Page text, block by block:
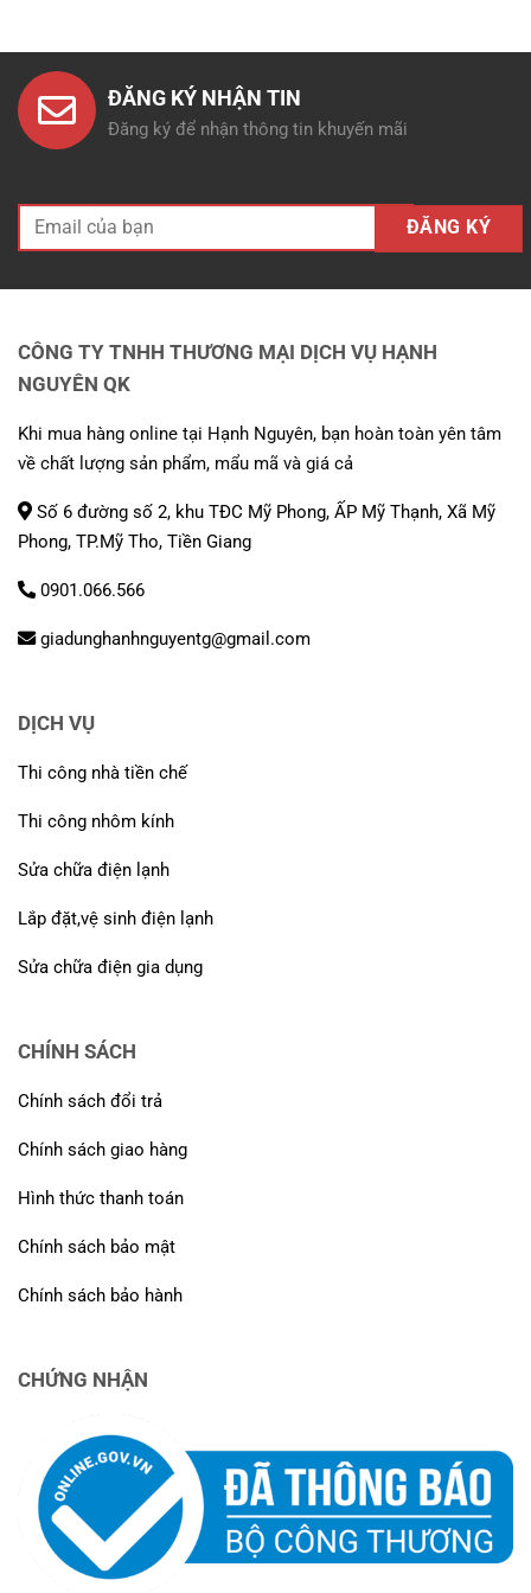
ĐĂNG KÝ NHẬN TIN
Đăng ký để nhận thông tin khuyến mãi
CÔNG TY TNHH THƯƠNG MẠI DỊCH VỤ HẠNH
NGUYÊN QK
Khi mua hàng online tại Hạnh Nguyên, bạn hoàn toàn yên tâm
về chất lượng sản phẩm, mẩu mã và giá cả
Số 6 đường số 2, khu TĐC Mỹ Phong, ẤP Mỹ Thạnh, Xã Mỹ
Phong, TP.Mỹ Tho, Tiền Giang
0901.066.566
giadunghanhnguyentg@gmail.com
DỊCH VỤ
Thi công nhà tiền chế
Thi công nhôm kính
Sửa chữa điện lạnh
Lắp đặt,vệ sinh điện lạnh
Sửa chữa điện gia dụng
CHÍNH SÁCH
Chính sách đổi trả
Chính sách giao hàng
Hình thức thanh toán
Chính sách bảo mật
Chính sách bảo hành
CHỨNG NHẬN